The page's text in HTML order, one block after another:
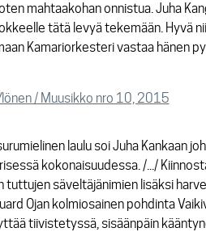
mahtaakohan onnistua. Juha
tätä levyä tekemään. Hyvä
Kamariorkesteri vastaa hänen
/ Muusikko nro 10, 2015
laulu soi Juha Kankaan
kokonaisuudessa. /.../
tuttujen säveltäjänimien lisäksi
Ojan kolmiosainen pohdinta
tiivistetyssä, sisäänpäin